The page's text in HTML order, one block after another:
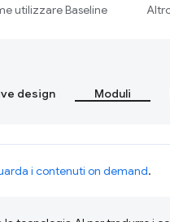
utilizzare Baseline
design Moduli
i contenuti on demand.